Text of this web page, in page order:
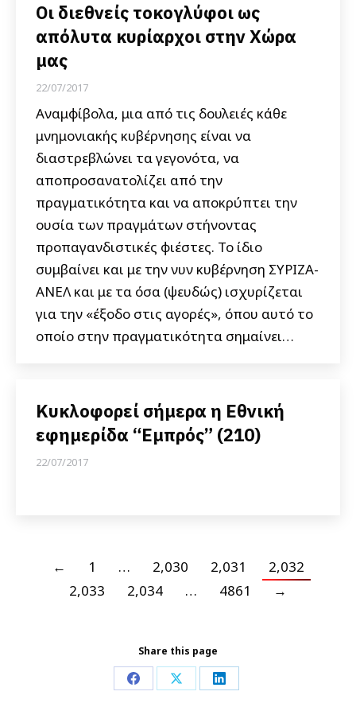
Οι διεθνείς τοκογλύφοι ως
απόλυτα κυρίαρχοι στην Χώρα
μας
22/07/2017
Αναμφίβολα, μια από τις δουλειές κάθε
μνημονιακής κυβέρνησης είναι να
διαστρεβλώνει τα γεγονότα, να
αποπροσανατολίζει από την
πραγματικότητα και να αποκρύπτει την
ουσία των πραγμάτων στήνοντας
προπαγανδιστικές φιέστες. Το ίδιο
συμβαίνει και με την νυν κυβέρνηση ΣΥΡΙΖΑ-
ΑΝΕΛ και με τα όσα (ψευδώς) ισχυρίζεται
για την «έξοδο στις αγορές», όπου αυτό το
οποίο στην πραγματικότητα σημαίνει…
Κυκλοφορεί σήμερα η Εθνική
εφημερίδα “Εμπρός” (210)
22/07/2017
← 1 … 2,030 2,031
2,032
2,033
2,034 … 4861 →
Share this page
Share Share Share